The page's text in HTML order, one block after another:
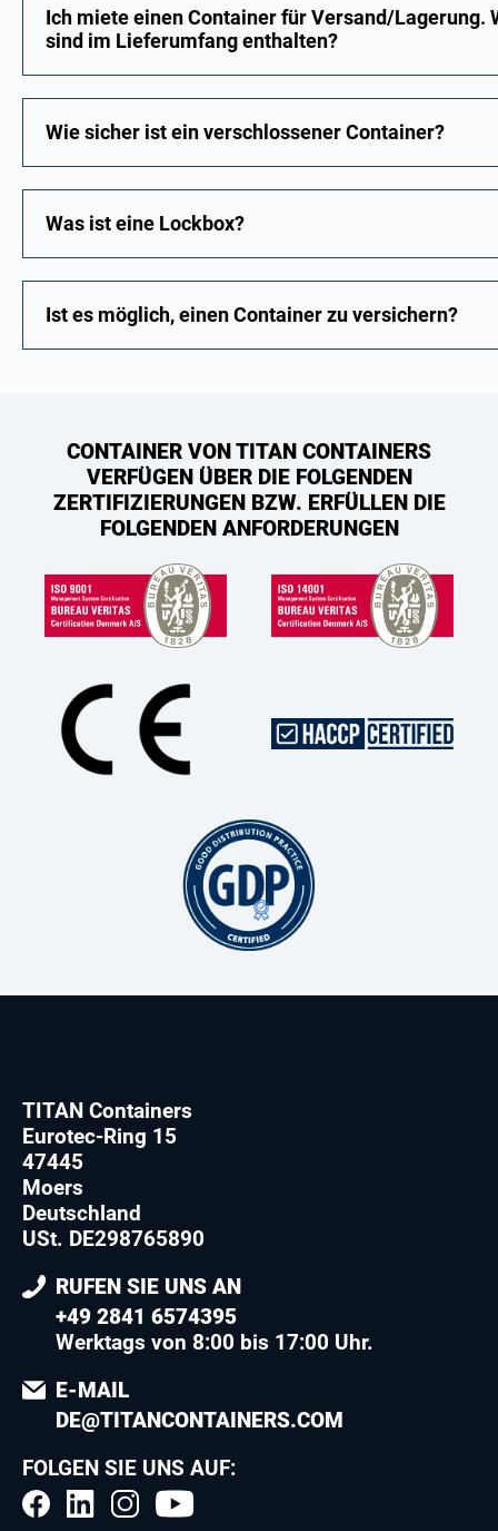
Ich miete einen Container für Versand/Lagerung.
sind im Lieferumfang enthalten?
Wie sicher ist ein verschlossener Container?
Was ist eine Lockbox?
Ist es möglich, einen Container zu versichern?
CONTAINER VON TITAN CONTAINERS
VERFÜGEN ÜBER DIE FOLGENDEN
ZERTIFIZIERUNGEN BZW. ERFÜLLEN DIE
FOLGENDEN ANFORDERUNGEN
TITAN Containers
Eurotec-Ring 15
47445
Moers
Deutschland
USt. DE298765890
RUFEN SIE UNS AN
+49 2841 6574395
Werktags von 8:00 bis 17:00 Uhr.
E-MAIL
DE@TITANCONTAINERS.COM
FOLGEN SIE UNS AUF: